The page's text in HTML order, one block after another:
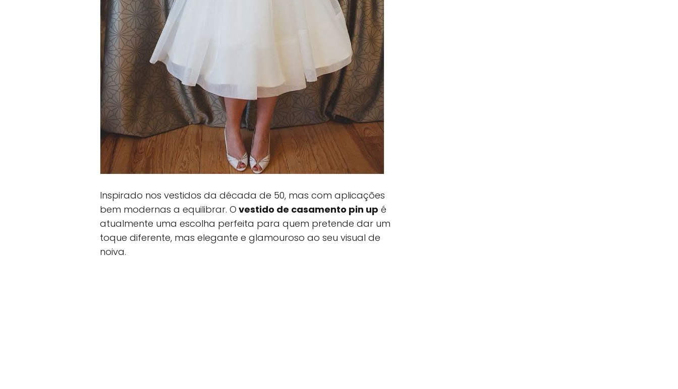
Inspirado nos vestidos da década de 50, mas com aplicações
bem modernas a equilibrar. O vestido de casamento pin up é
atualmente uma escolha perfeita para quem pretende dar um
toque diferente, mas elegante e glamouroso ao seu visual de
noiva.